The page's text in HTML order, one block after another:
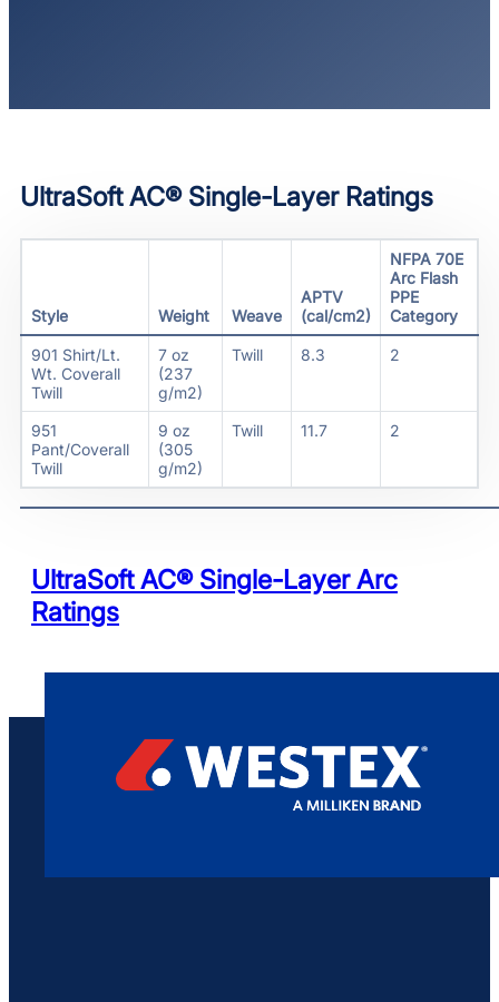
UltraSoft AC® Single-Layer Ratings
Style Weight Weave
APTV
(cal/cm2)
NFPA 70E
Arc Flash
PPE
Category
901 Shirt/Lt.
Wt. Coverall
Twill
7 oz
(237
g/m2)
Twill 8.3 2
951
Pant/Coverall
Twill
9 oz
(305
g/m2)
Twill 11.7 2
UltraSoft AC® Single-Layer Arc
Ratings